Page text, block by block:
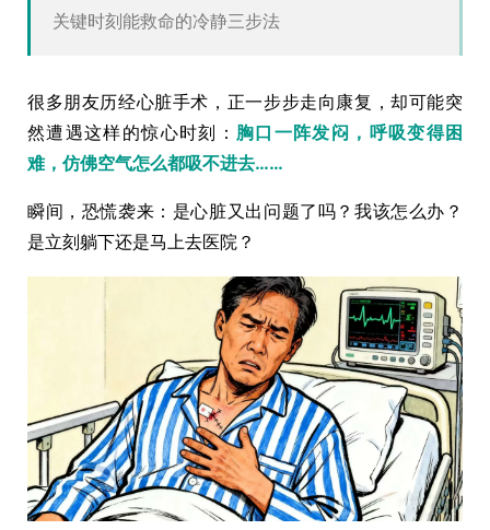
关键时刻能救命的冷静三步法
很多朋友历经心脏手术，正一步步走向康复，却可能突
然遭遇这样的惊心时刻： 胸口一阵发闷，呼吸变得困
难，仿佛空气怎么都吸不进去……
瞬间，恐慌袭来：是心脏又出问题了吗？我该怎么办？
是立刻躺下还是马上去医院？